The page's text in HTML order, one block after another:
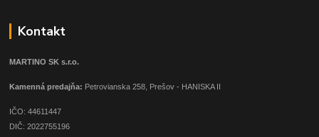
Kontakt
MARTINO SK s.r.o.
Kamenná predajňa: Petrovianska 258, Prešov - HANISKA II
IČO: 44611447
DIČ: 2022755196